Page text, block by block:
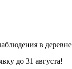
в
до 31 августа!